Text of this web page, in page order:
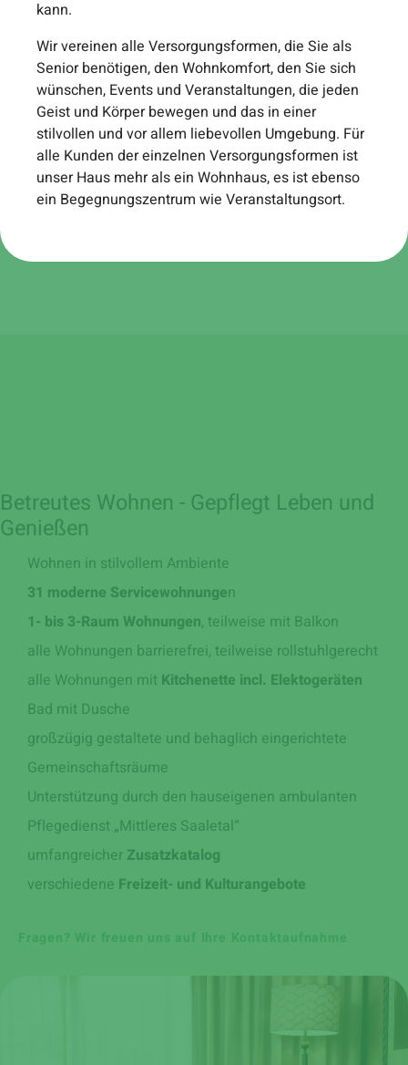
kann.
Wir vereinen alle Versorgungsformen, die Sie als
Senior benötigen, den Wohnkomfort, den Sie sich
wünschen, Events und Veranstaltungen, die jeden
Geist und Körper bewegen und das in einer
stilvollen und vor allem liebevollen Umgebung. Für
alle Kunden der einzelnen Versorgungsformen ist
unser Haus mehr als ein Wohnhaus, es ist ebenso
ein Begegnungszentrum wie Veranstaltungsort.
Betreutes Wohnen - Gepflegt Leben und
Genießen
Wohnen in stilvollem Ambiente
31 moderne Servicewohnungen
1- bis 3-Raum Wohnungen, teilweise mit Balkon
alle Wohnungen barrierefrei, teilweise rollstuhlgerecht
alle Wohnungen mit Kitchenette incl. Elektogeräten
Bad mit Dusche
großzügig gestaltete und behaglich eingerichtete
Gemeinschaftsräume
Unterstützung durch den hauseigenen ambulanten
Pflegedienst „Mittleres Saaletal“
umfangreicher Zusatzkatalog
verschiedene Freizeit- und Kulturangebote
Fragen? Wir freuen uns auf Ihre Kontaktaufnahme